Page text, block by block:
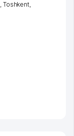
, Toshkent,